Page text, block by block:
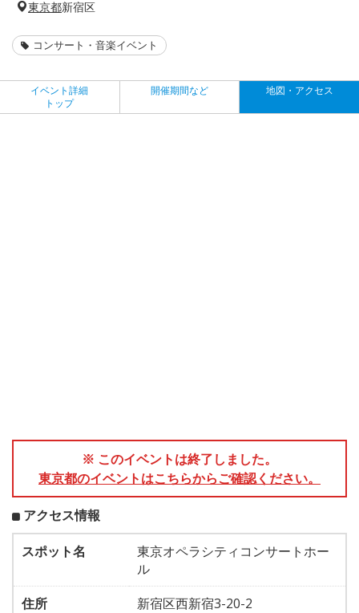
東京都新宿区
コンサート・音楽イベント
イベント詳細
トップ
開催期間など 地図・アクセス
※ このイベントは終了しました。
東京都のイベントはこちらからご確認ください。
アクセス情報
スポット名
東京オペラシティコンサートホー
ル
住所
新宿区西新宿3-20-2